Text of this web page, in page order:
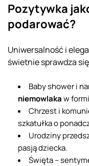
Pozytywka
podarować?
Uniwersalność i
świetnie sprawdza
Baby shower i
niemowlakaw
Chrzest i
szkatułka o
Urodziny
pasją dziecka.
Święta –